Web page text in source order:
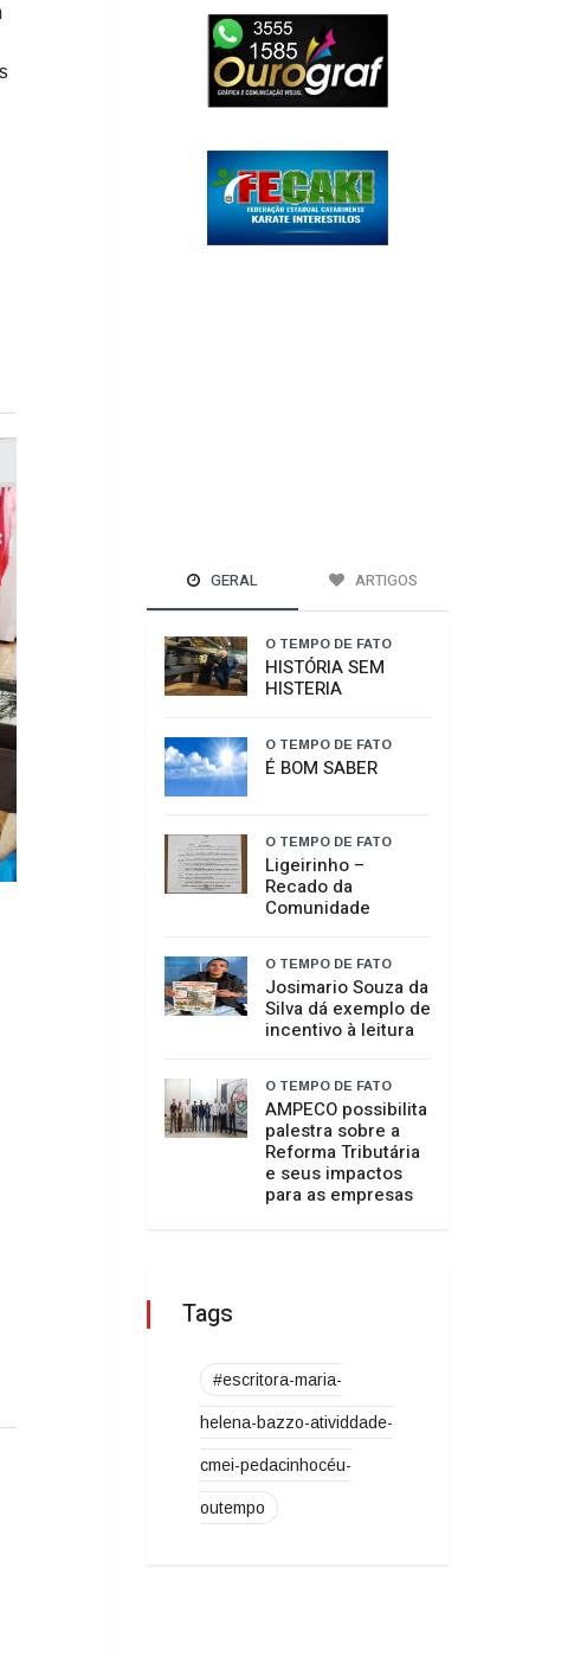
GERAL ARTIGOS
HISTERIA
O TEMPO DE FATO
O TEMPO DE FATO
​Ligeirinho –
Recado da
Comunidade
O TEMPO DE FATO
AMPECO possibilita
palestra sobre a
Reforma Tributária
e seus impactos
para as empresas